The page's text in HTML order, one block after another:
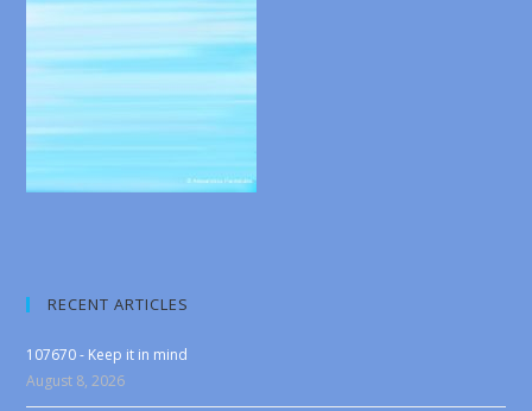
RECENT ARTICLES
107670 - Keep it in mind
August 8, 2026